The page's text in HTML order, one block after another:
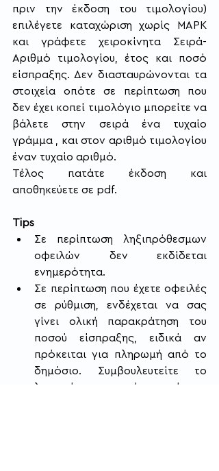
πριν την έκδοση του τιμολογίου)
επιλέγετε καταχώριση χωρίς ΜΑΡΚ
και γράφετε χειροκίνητα Σειρά-
Αριθμό τιμολογίου, έτος και ποσό
είσπραξης. Δεν διασταυρώνονται τα
στοιχεία οπότε σε περίπτωση που
δεν έχει κοπεί τιμολόγιο μπορείτε να
βάλετε στην σειρά ένα τυχαίο
γράμμα , και στον αριθμό τιμολογίου
έναν τυχαίο αριθμό.
Τέλος πατάτε έκδοση και
αποθηκεύετε σε pdf.
Tips
Σε περίπτωση ληξιπρόθεσμων
οφειλών δεν εκδίδεται
ενημερότητα.
Σε περίπτωση που έχετε οφειλές
σε ρύθμιση, ενδέχεται να σας
γίνει ολική παρακράτηση του
ποσού είσπραξης, ειδικά αν
πρόκειται για πληρωμή από το
δημόσιο. Συμβουλευτείτε το
λογιστή σας σχετικά με αυτό.